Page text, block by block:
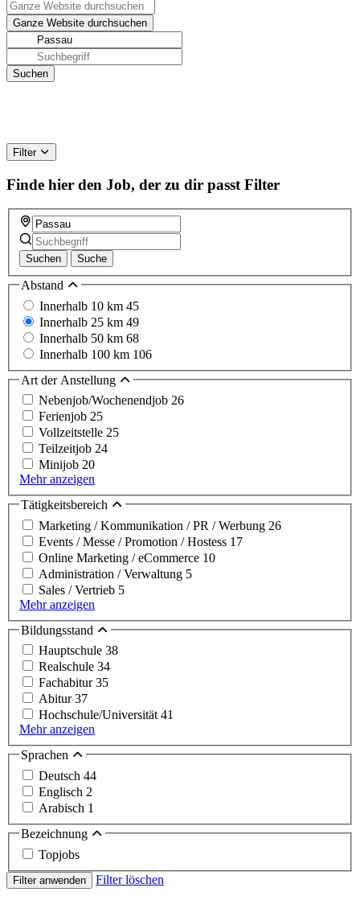
Filter
Finde hier den Job, der zu dir passt Filter
Suchen Suche
Abstand
Innerhalb 10 km 45
Innerhalb 25 km 49
Innerhalb 50 km 68
Innerhalb 100 km 106
Art der Anstellung
Nebenjob/Wochenendjob 26
Ferienjob 25
Vollzeitstelle 25
Teilzeitjob 24
Minijob 20
Mehr anzeigen
Tätigkeitsbereich
Marketing / Kommunikation / PR / Werbung 26
Events / Messe / Promotion / Hostess 17
Online Marketing / eCommerce 10
Administration / Verwaltung 5
Sales / Vertrieb 5
Mehr anzeigen
Bildungsstand
Hauptschule 38
Realschule 34
Fachabitur35
Abitur37
Hochschule/Universität41
Mehr anzeigen
Sprachen
Deutsch 44
Englisch 2
Arabisch 1
Bezeichnung
Topjobs
Filter anwenden Filter löschen